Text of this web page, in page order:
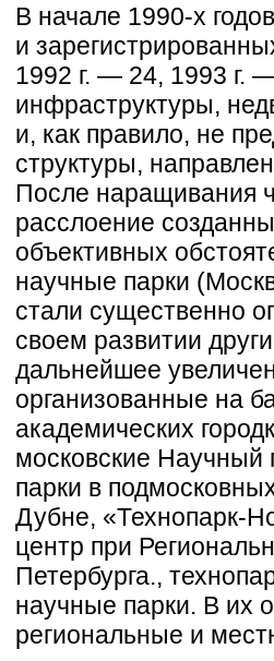
В начале 1990-х
и
1992 г. — 24, 1993 г.
инфраструктуры,
и, как правило, не
структуры,
После наращивания
расслоение
объективных
научные парки
стали существенно
своем развитии
дальнейшее
организованные на
академических
московские Научный
парки в
Дубне, «Технопарк-
центр при
Петербурга.,
научные парки. В их
региональные и